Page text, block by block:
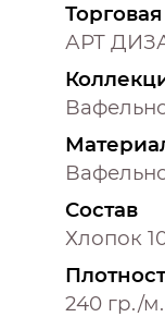
АРТ
Состав
Хлопок
240 гр./